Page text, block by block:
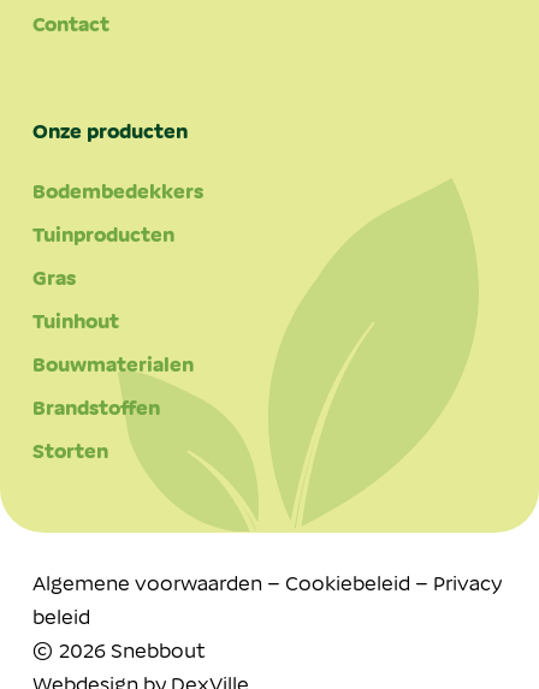
Contact
Onze producten
Bodembedekkers
Tuinproducten
Gras
Tuinhout
Bouwmaterialen
Brandstoffen
Storten
Algemene voorwaarden – Cookiebeleid – Privacy
beleid
© 2026 Snebbout
Webdesign by DexVille